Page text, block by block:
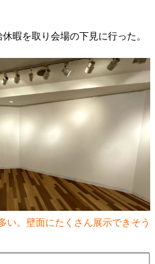
暇を取り会場の下見に行った。
い。壁面にたくさん展示できそう